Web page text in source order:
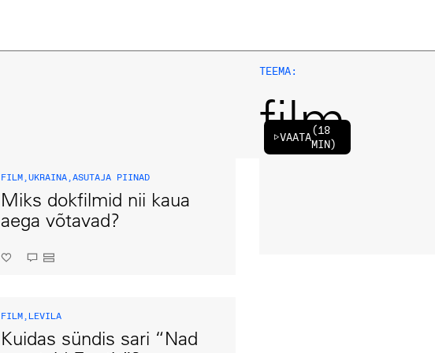
TEEMA:
film
FILM,UKRAINA,ASUTAJA PIINAD
Miks dokfilmid nii kaua
aega võtavad?
VAATA(18
MIN)
FILM,LEVILA
Kuidas sündis sari “Nad